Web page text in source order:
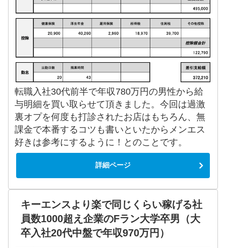
転職入社30代前半で年収780万円の男性から給
与明細を買い取らせて頂きました。今回は過激
裏オプを何度も打診されたお店はもちろん、無
課金で本番するコツも書いといたからメンエス
好きは参考にするように！とのことです。
詳細ページ
キーエンスより楽で同じくらい稼げる社
員数1000超え企業のFラン大学卒男（大
卒入社20代中盤で年収970万円）